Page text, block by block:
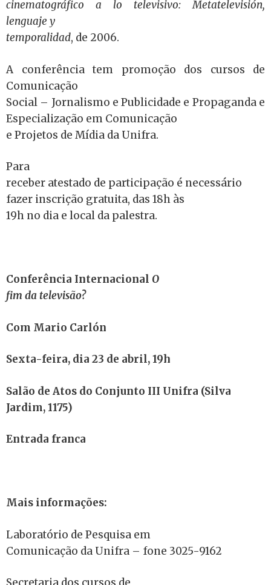
cinematográfico a lo televisivo: Metatelevisión,
lenguaje y
temporalidad, de 2006.
A conferência tem promoção dos cursos de
Comunicação
Social – Jornalismo e Publicidade e Propaganda e
Especialização em Comunicação
e Projetos de Mídia da Unifra.
Para
receber atestado de participação é necessário
fazer inscrição gratuita, das 18h às
19h no dia e local da palestra.
Conferência Internacional O
fim da televisão?
Com Mario Carlón
Sexta-feira, dia 23 de abril, 19h
Salão de Atos do Conjunto III Unifra (Silva
Jardim, 1175)
Entrada franca
Mais informações:
Laboratório de Pesquisa em
Comunicação da Unifra – fone 3025-9162